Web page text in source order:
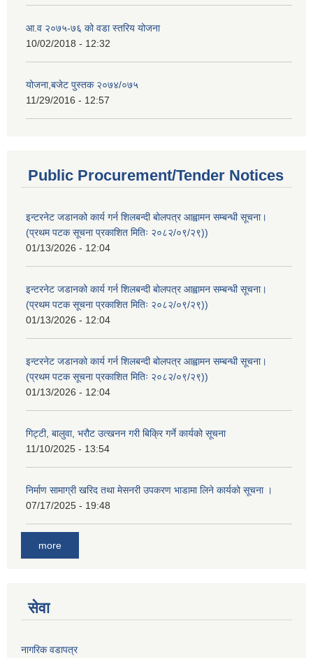
आ.व २०७५-७६ को वडा स्तरिय योजना
10/02/2018 - 12:32
योजना,बजेट पुस्तक २०७४/०७५
11/29/2016 - 12:57
Public Procurement/Tender Notices
इन्टरनेट जडानको कार्य गर्न शिलबन्दी बोलपत्र आह्वामन सम्बन्धी सूचना।
(प्रथम पटक सूचना प्रकाशित मितिः २०८२/०९/२९))
01/13/2026 - 12:04
इन्टरनेट जडानको कार्य गर्न शिलबन्दी बोलपत्र आह्वामन सम्बन्धी सूचना।
(प्रथम पटक सूचना प्रकाशित मितिः २०८२/०९/२९))
01/13/2026 - 12:04
इन्टरनेट जडानको कार्य गर्न शिलबन्दी बोलपत्र आह्वामन सम्बन्धी सूचना।
(प्रथम पटक सूचना प्रकाशित मितिः २०८२/०९/२९))
01/13/2026 - 12:04
गिट्टी, बालुवा, भरौट उत्खनन गरी बिक्रि गर्ने कार्यको सूचना
11/10/2025 - 13:54
निर्माण सामाग्री खरिद तथा मेसनरी उपकरण भाडामा लिने कार्यको सूचना ।
07/17/2025 - 19:48
more
सेवा
नागरिक वडापत्र